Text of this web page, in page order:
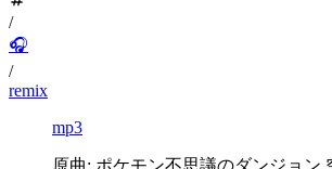
/
🎧
/
remix
mp3